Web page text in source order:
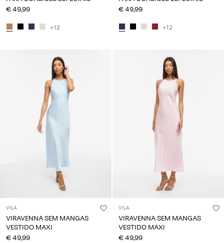
€ 49,99
+12
€ 49,99
+12
VILA
VIRAVENNA SEM MANGAS
VESTIDO MAXI
€ 49,99
VILA
VIRAVENNA SEM MANGAS
VESTIDO MAXI
€ 49,99